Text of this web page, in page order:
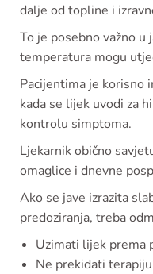
dalje od topline i
To je posebno važno
temperatura mogu
Pacijentima je korisno
kada se lijek uvodi za
kontrolu simptoma.
Ljekarnik obično
omaglice i dnevne
Ako se jave izrazita
predoziranja, treba
Uzimati lijek prema
Ne prekidati